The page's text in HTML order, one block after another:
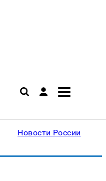
Новости России